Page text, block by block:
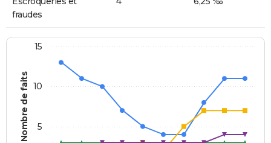
fraudes
Nombre de faits 5
10
15